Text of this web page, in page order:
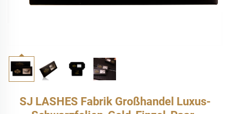
SJ LASHES Fabrik Großhandel Luxus-